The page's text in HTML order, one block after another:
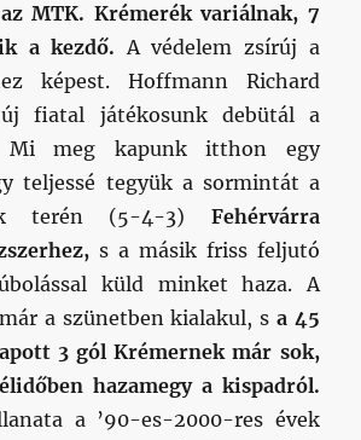
MTK. Krémerék variálnak, 7
a kezdő.A védelem zsírúj a
képest. Hoffmann Richard
új fiatal játékosunk debütál a
Mi meg kapunk itthon egy
teljessé tegyük a sormintát a
terén (5-4-3) Fehérvárra
s a másik friss feljutó
küld minket haza. A
a szünetben kialakul, s a 45
3 gól Krémernek már sok,
hazamegy a kispadról.
a ’90-es-2000-res évek